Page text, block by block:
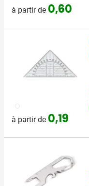
à partir de 0,60
021
à partir de 0,19